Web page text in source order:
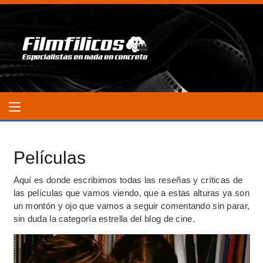
Películas
Aquí es donde escribimos todas las reseñas y críticas de
las películas que vamos viendo, que a estas alturas ya son
un montón y ojo que vamos a seguir comentando sin parar,
sin duda la categoría estrella del blog de cine.